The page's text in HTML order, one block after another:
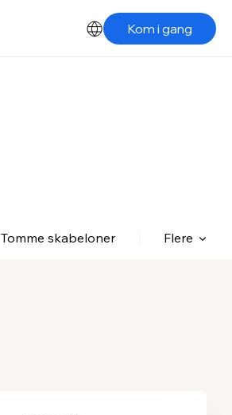
Kom i gang
Tomme skabeloner Flere